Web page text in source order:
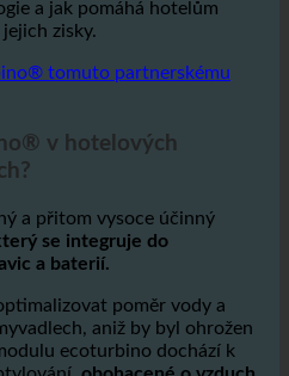
ecoturbino funguje, jaké
a jak pomáhá hotelům
zisky.
tomuto partnerskému
a přitom vysoce účinný
se integruje do
a baterií.
poměr vody a